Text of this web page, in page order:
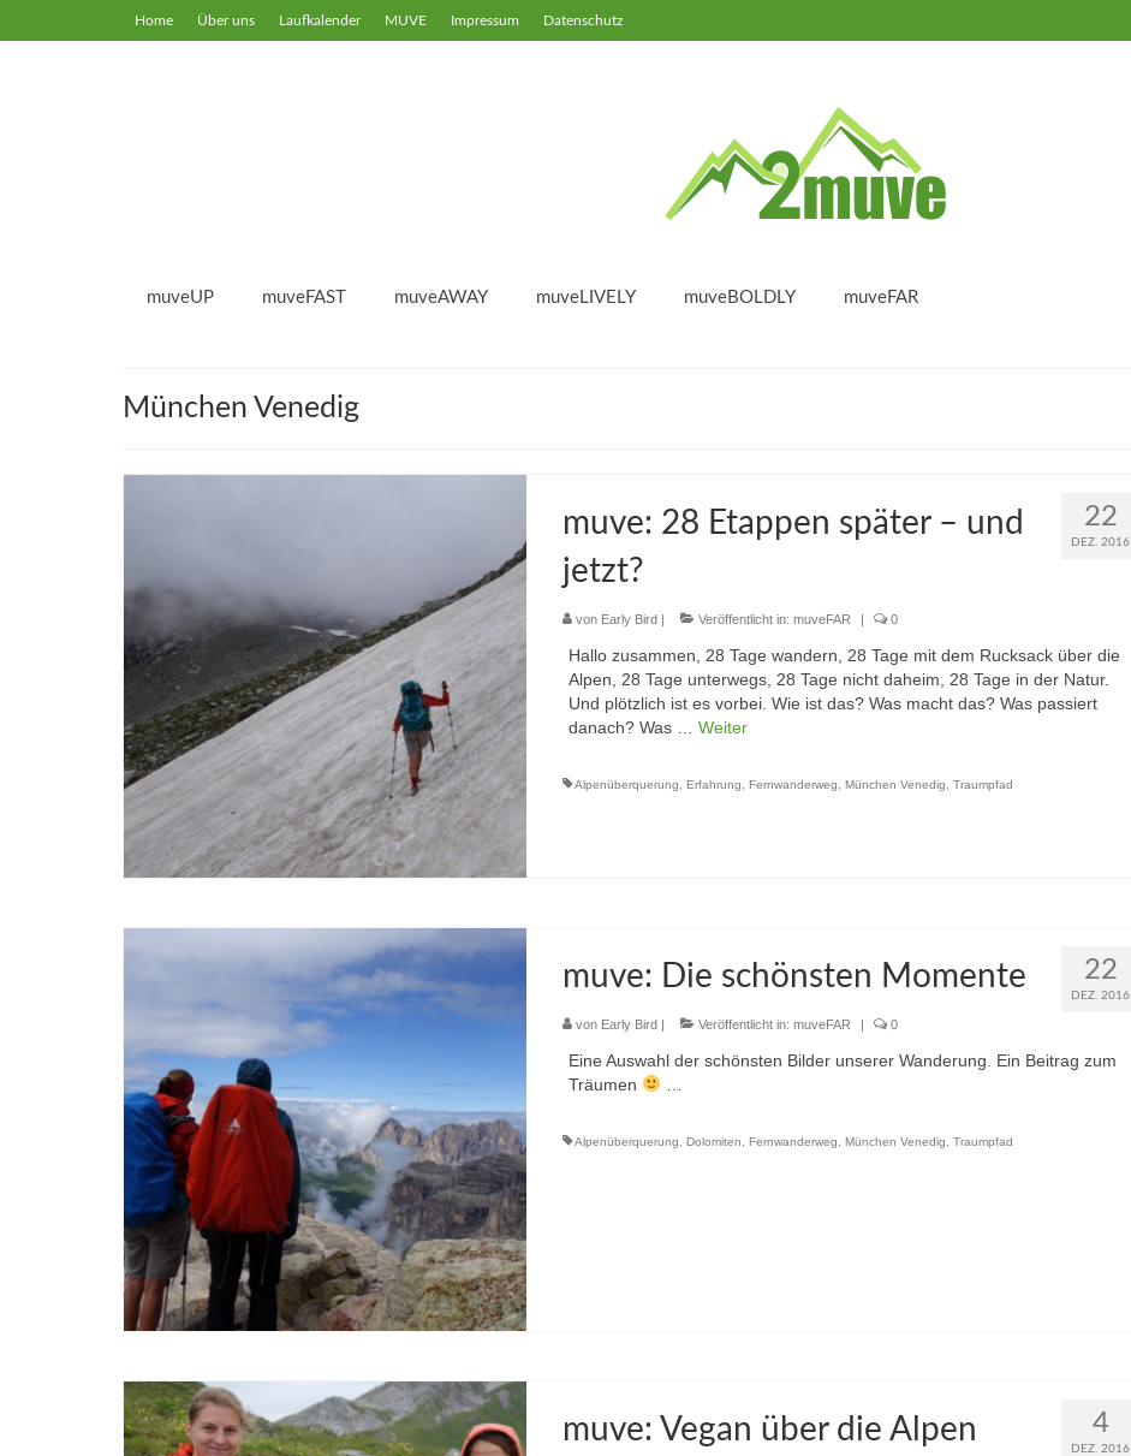
Home Über uns Laufkalender MUVE Impressum Datenschutz
muveUP muveFAST muveAWAY muveLIVELY muveBOLDLY muveFAR
München Venedig
22
DEZ. 2016
muve: 28 Etappen später – und
jetzt?
von Early Bird| Veröffentlicht in: muveFAR | 0
Hallo zusammen, 28 Tage wandern, 28 Tage mit dem Rucksack über die
Alpen, 28 Tage unterwegs, 28 Tage nicht daheim, 28 Tage in der Natur.
Und plötzlich ist es vorbei. Wie ist das? Was macht das? Was passiert
danach? Was … Weiter
Alpenüberquerung Erfahrung Fernwanderweg München Venedig Traumpfad
22
DEZ. 2016
muve: Die schönsten Momente
von Early Bird| Veröffentlicht in: muveFAR | 0
Eine Auswahl der schönsten Bilder unserer Wanderung. Ein Beitrag zum
Träumen
Alpenüberquerung Dolomiten Fernwanderweg München Venedig Traumpfad
4
DEZ. 2016
muve: Vegan über die Alpen